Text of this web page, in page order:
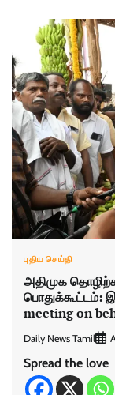
புதிய செய்தி
அதிமுக
பொதுக்கூட்டம்:
meeting on
Daily News Tamil
Spread the love